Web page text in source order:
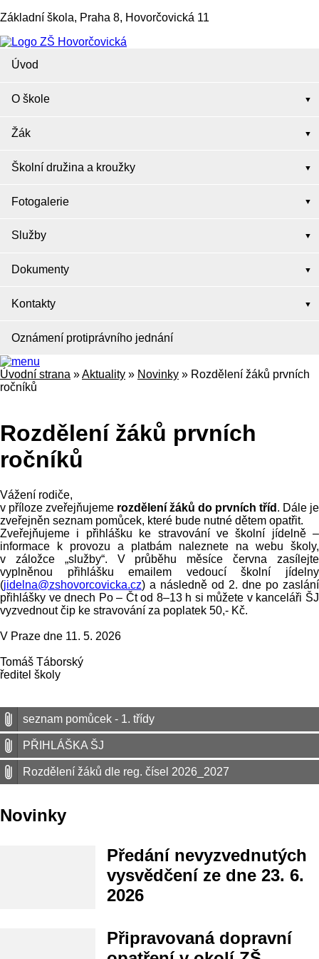
Základní škola, Praha 8, Hovorčovická 11
Úvod
O škole
Žák
Školní družina a kroužky
Fotogalerie
Služby
Dokumenty
Kontakty
Oznámení protiprávního jednání
Úvodní strana »Aktuality » Novinky » Rozdělení žáků prvních
ročníků
Rozdělení žáků prvních
ročníků
Vážení rodiče,
v příloze zveřejňujeme rozdělení žáků do prvních tříd . Dále je
zveřejněn seznam pomůcek, které bude nutné dětem opatřit.
Zveřejňujeme i přihlášku ke stravování ve školní jídelně –
informace k provozu a platbám naleznete na webu školy,
v záložce „služby“. V průběhu měsíce června zasílejte
vyplněnou přihlášku emailem vedoucí školní jídelny
(jidelna@zshovorcovicka.cz) a následně od 2. dne po zaslání
přihlášky ve dnech Po – Čt od 8–13 h si můžete v kanceláři ŠJ
vyzvednout čip ke stravování za poplatek 50,- Kč.
V Praze dne 11. 5. 2026
Tomáš Táborský
ředitel školy
seznam pomůcek - 1. třídy
PŘIHLÁŠKA ŠJ
Rozdělení žáků dle reg. čísel 2026_2027
Novinky
Předání nevyzvednutých
vysvědčení ze dne 23. 6.
2026
Připravovaná dopravní